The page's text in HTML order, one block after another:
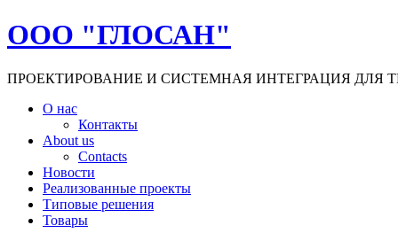
ООО "ГЛОСАН"
ПРОЕКТИРОВАНИЕ И СИСТЕМНАЯ ИНТЕГРАЦИЯ ДЛЯ
О нас
Контакты
About us
Contacts
Новости
Реализованные проекты
Типовые решения
Товары